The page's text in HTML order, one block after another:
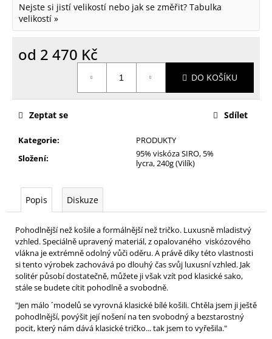
Nejste si jistí velikostí nebo jak se změřit? Tabulka
velikostí »
od 2 470 Kč
DO KOŠÍKU
Kategorie:
PRODUKTY
Složení:
95% viskóza SIRO, 5%
lycra, 240g (Vilík)
Zeptat se Sdílet
Popis Diskuze
Pohodlnější než košile a formálnější než tričko. Luxusně mladistvý
vzhled. Speciálně upravený materiál, z opalovaného viskózového
vlákna je extrémně odolný vůči oděru. A právě díky této vlastnosti
si tento výrobek zachovává po dlouhý čas svůj luxusní vzhled. Jak
solitér působí dostatečně, můžete ji však vzít pod klasické sako,
stále se budete cítit pohodlně a svobodně.
"Jen málo ´modelů se vyrovná klasické bílé košili. Chtěla jsem ji ještě
pohodlnější, povýšit její nošení na ten svobodný a bezstarostný
pocit, který nám dává klasické tričko... tak jsem to vyřešila."